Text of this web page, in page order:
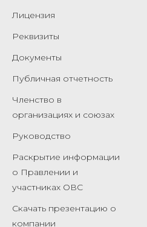
Лицензия
Реквизиты
Документы
Публичная отчетность
Членство в
организациях и союзах
Руководство
Раскрытие информации
о Правлении и
участниках ОВС
Скачать презентацию о
компании